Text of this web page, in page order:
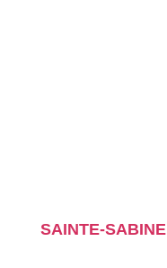
SAINTE-SABINE